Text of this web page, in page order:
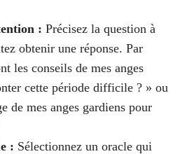
: Précisez la question à
obtenir une réponse. Par
les conseils de mes anges
cette période difficile ? » ou
de mes anges gardiens pour
: Sélectionnez un oracle qui